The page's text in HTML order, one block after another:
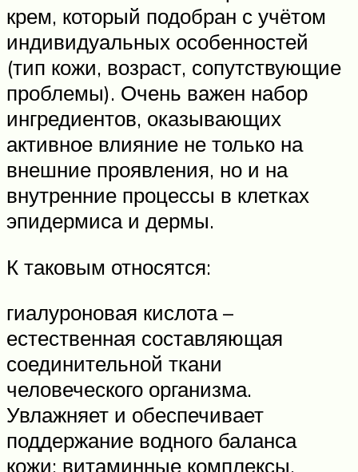
крем, который подобран с учётом
индивидуальных особенностей
(тип кожи, возраст, сопутствующие
проблемы). Очень важен набор
ингредиентов, оказывающих
активное влияние не только на
внешние проявления, но и на
внутренние процессы в клетках
эпидермиса и дермы.
К таковым относятся:
гиалуроновая кислота –
естественная составляющая
соединительной ткани
человеческого организма.
Увлажняет и обеспечивает
поддержание водного баланса
кожи; витаминные комплексы,